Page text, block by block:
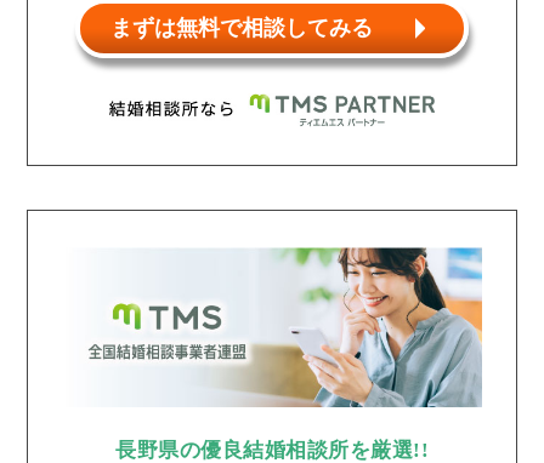
まずは無料で相談してみる
長野県の優良結婚相談所を厳選!!